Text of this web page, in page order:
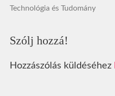
Technológia és Tudomány
Szólj hozzá!
Hozzászólás küldéséhez